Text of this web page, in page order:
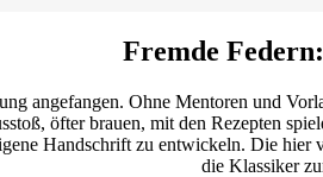
Fremde
angefangen. Ohne Mentoren und
öfter brauen, mit den Rezepten
Handschrift zu entwickeln. Die
die Klassiker